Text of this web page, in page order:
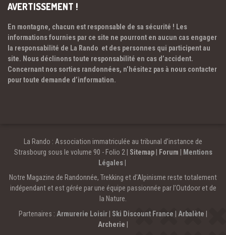
AVERTISSEMENT !
En montagne, chacun est responsable de sa sécurité ! Les
informations fournies par ce site ne pourront en aucun cas engager
la responsabilité de La Rando et des personnes qui participent au
site. Nous déclinons toute responsabilité en cas d’accident.
Concernant nos sorties randonnées, n’hésitez pas à nous contacter
pour toute demande d’information.
La Rando : Association immatriculée au tribunal d’instance de
Strasbourg sous le volume 90 - Folio 2 | Sitemap| Forum | Mentions
Légales |
Notre Magazine de Randonnée, Trekking et d'Alpinisme reste totalement
indépendant et est gérée par une équipe passionnée par l’Outdoor et de
la Nature.
Partenaires : Armurerie Loisir Ski Discount France Arbalète
Archerie